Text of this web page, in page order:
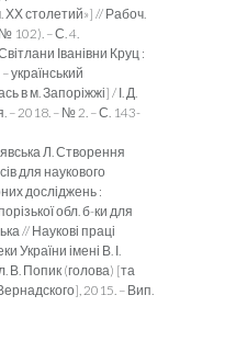
столетий»] // Рабоч.
102). – С. 4.
Іванівни Круц :
український
в м. Запоріжжі] / І. Д.
– 2018. – № 2. – С. 143-
Л. Створення
для наукового
досліджень :
обл. б-ки для
// Наукові праці
України імені В. І.
В. Попик (голова) [та
2015. – Вип.